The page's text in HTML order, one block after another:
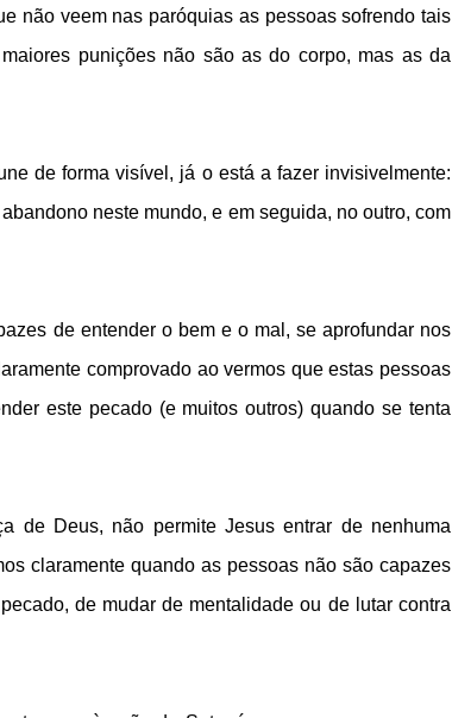
não veem nas paróquias as pessoas sofrendo tais
punições não são as do corpo, mas as da
de forma visível, já o está a fazer invisivelmente:
neste mundo, e em seguida, no outro, com
de entender o bem e o mal, se aprofundar nos
comprovado ao vermos que estas pessoas
este pecado (e muitos outros) quando se tenta
de Deus, não permite Jesus entrar de nenhuma
claramente quando as pessoas não são capazes
de mudar de mentalidade ou de lutar contra